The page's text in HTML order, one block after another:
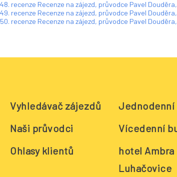
48. recenze Recenze na zájezd, průvodce Pavel
49. recenze Recenze na zájezd, průvodce Pavel
50. recenze Recenze na zájezd, průvodce Pavel
Vyhledávač zájezdů
Naši průvodci
Ohlasy klientů
Jednodenní
Vícedenní
hotel Ambra
Luhačovice